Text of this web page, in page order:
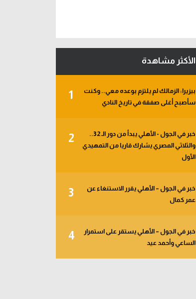
الأكثر مشاهدة
1
بيزيرا: الزمالك لم يلتزم بوعده معي.. وكنت
سأصبح أغلى صفقة في تاريخ النادي
2
خبر في الجول - الأهلي يبدأ من دور الـ 32..
والثلاثي المصري يشارك قاريا من التمهيدي
الأول
3
خبر في الجول – الأهلي يقرر الاستنغاء عن
عمر كمال
4
خبر في الجول – الأهلي يستقر على استمرار
الساعي وأحمد عيد